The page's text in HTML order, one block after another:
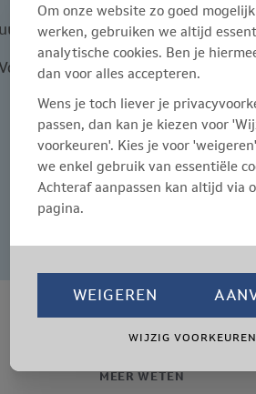
uur
MEER WETEN
Om onze website zo goed
werken, gebruiken we altijd
analytische cookies. Ben je
dan voor alles accepteren.
Wens je toch liever je
passen, dan kan je kiezen voor
voorkeuren'. Kies je voor
we enkel gebruik van essentiële
Achteraf aanpassen kan altijd via
pagina.
WEIGEREN
WIJZIG VOORKEUREN